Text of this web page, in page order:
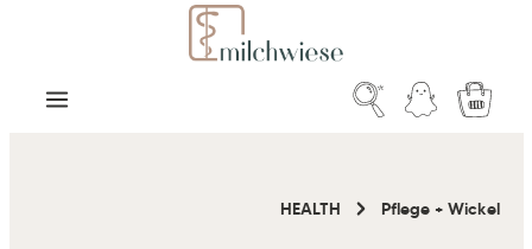
Zum Hauptinhalt springen
HEALTH Pflege + Wickel